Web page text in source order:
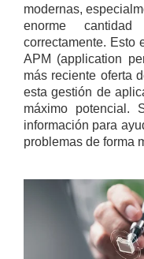
modernas,
enorme
correctamente. Esto
APM (application
más reciente oferta
esta gestión de
máximo potencial.
información para
problemas de forma